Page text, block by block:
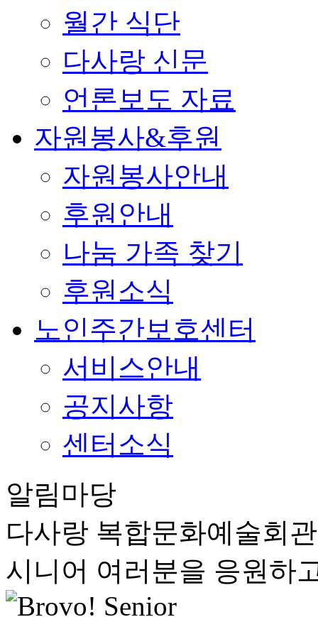
월간 식단
다사랑 신문
언론보도 자료
자원봉사&후원
자원봉사안내
후원안내
나눔 가족 찾기
후원소식
노인주간보호센터
서비스안내
공지사항
센터소식
알림마당
다사랑 복합문화예술회
시니어 여러분을 응원하